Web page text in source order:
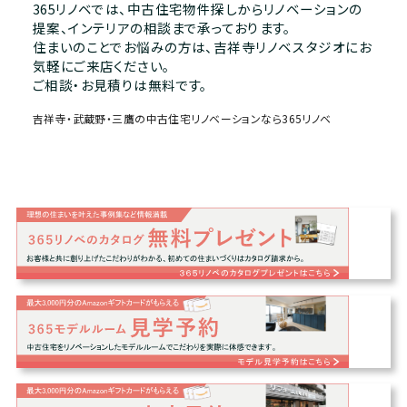
365リノベでは、中古住宅物件探しからリノベーションの
提案、インテリアの相談まで承っております。
住まいのことでお悩みの方は、吉祥寺リノベスタジオにお
気軽にご来店ください。
ご相談・お見積りは無料です。
吉祥寺・武蔵野・三鷹の中古住宅リノベーションなら365リノベ